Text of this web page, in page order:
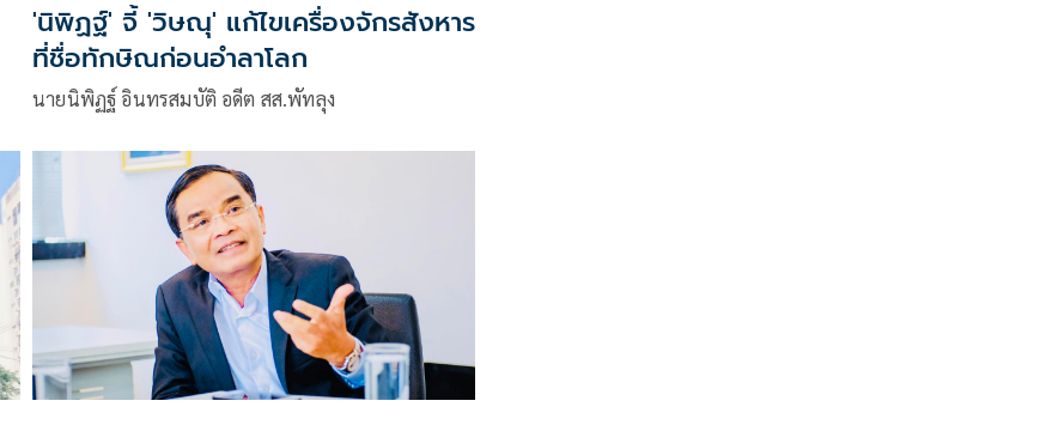
'นิพิฏฐ์' จี้ 'วิษณุ' แก้ไขเครื่องจักรสังหาร
ที่ชื่อทักษิณก่อนอำลาโลก
นายนิพิฏฐ์ อินทรสมบัติ อดีต สส.พัทลุง